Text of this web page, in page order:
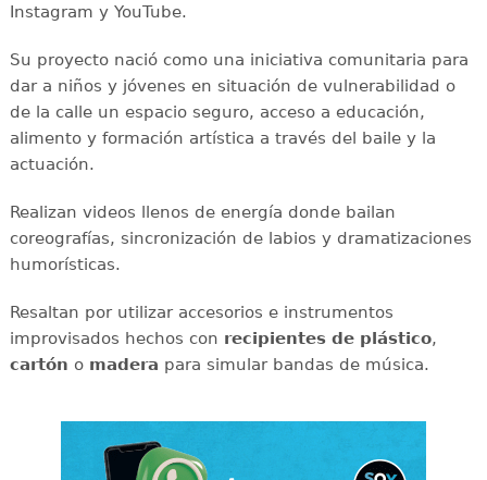
Instagram y YouTube.
Su proyecto nació como una iniciativa comunitaria para
dar a niños y jóvenes en situación de vulnerabilidad o
de la calle un espacio seguro, acceso a educación,
alimento y formación artística a través del baile y la
actuación.
Realizan videos llenos de energía donde bailan
coreografías, sincronización de labios y dramatizaciones
humorísticas.
Resaltan por utilizar accesorios e instrumentos
improvisados hechos con recipientes de plástico,
cartón o madera para simular bandas de música.